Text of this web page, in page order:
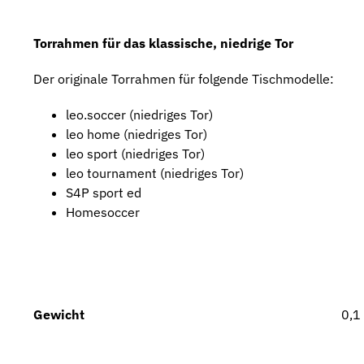
Torrahmen für das klassische, niedrige Tor
Der originale Torrahmen für folgende Tischmodelle:
leo.soccer (niedriges Tor)
leo home (niedriges Tor)
leo sport (niedriges Tor)
leo tournament (niedriges Tor)
S4P sport ed
Homesoccer
Gewicht 0,1